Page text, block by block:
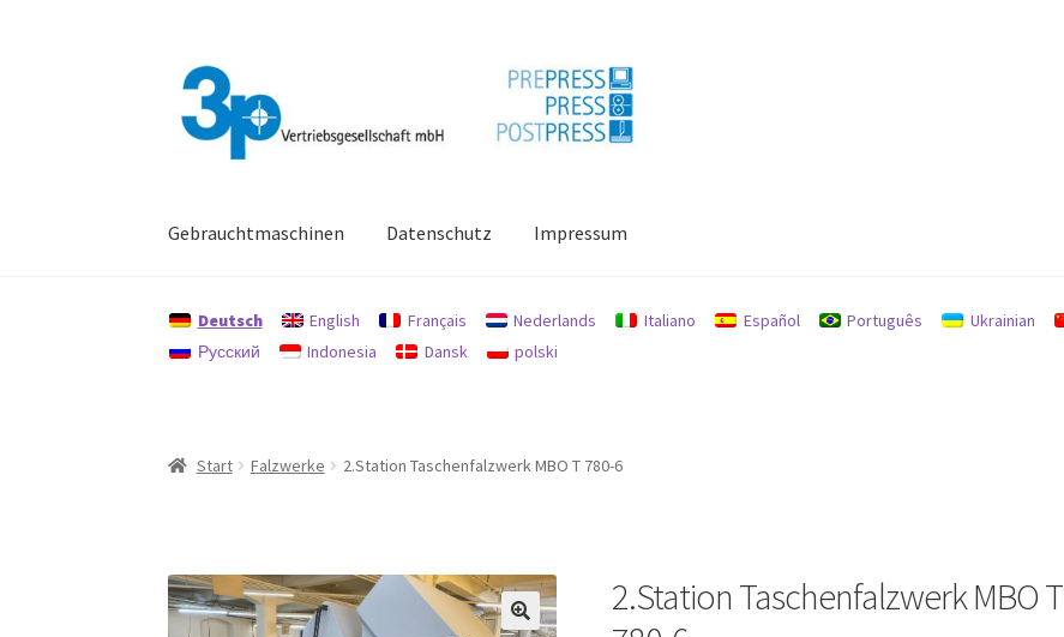
Navigation
springen
Zum
Inhalt
springen
Gebrauchtmaschinen Datenschutz Impressum
Deutsch English Français Nederlands Italiano Español Português Ukrainian
Русский
Indonesia Dansk polski
Start Falzwerke 2.Station Taschenfalzwerk MBO T 780-6
2.Station Taschenfalzwerk MBO T